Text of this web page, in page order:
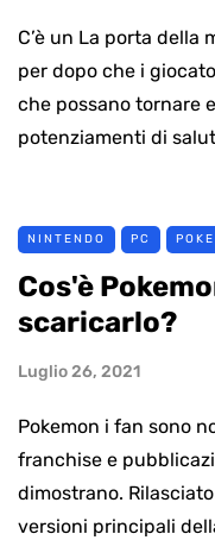
C’è un La porta della
per dopo che i
che possano tornare
potenziamenti di
NINTENDO PC
Cos'è
scaricarlo?
Luglio 26, 2021
Pokemon i fan sono
franchise e
dimostrano.
versioni principali